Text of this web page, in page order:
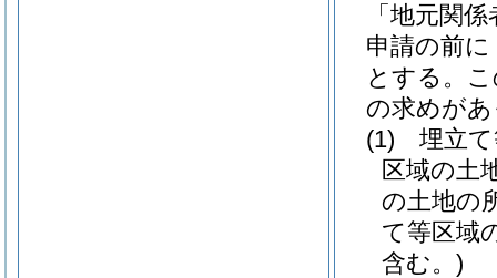
「地元関
申請の前
とする。
の求めが
(1)
埋立
区域の土
の土地の
て等区域
含む。)